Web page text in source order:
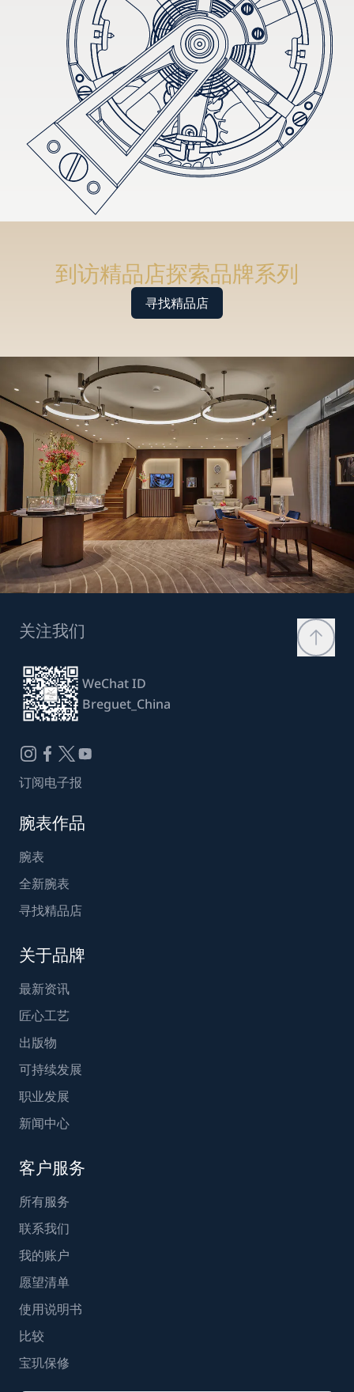
到访精品店探索品牌系列
寻找精品店
关注我们
WeChat ID
Breguet_China
订阅电子报
腕表作品
腕表
全新腕表
寻找精品店
关于品牌
最新资讯
匠心工艺
出版物
可持续发展
职业发展
新闻中心
客户服务
所有服务
联系我们
我的账户
愿望清单
使用说明书
比较
宝玑保修